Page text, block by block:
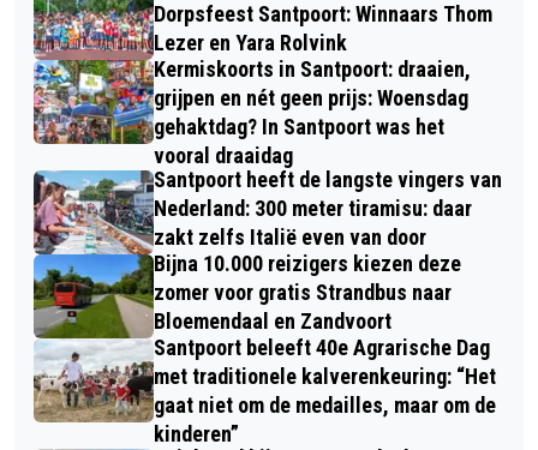
Dorpsfeest Santpoort: Winnaars Thom
Lezer en Yara Rolvink
Kermiskoorts in Santpoort: draaien,
grijpen en nét geen prijs: Woensdag
gehaktdag? In Santpoort was het
vooral draaidag
Santpoort heeft de langste vingers van
Nederland: 300 meter tiramisu: daar
zakt zelfs Italië even van door
Bijna 10.000 reizigers kiezen deze
zomer voor gratis Strandbus naar
Bloemendaal en Zandvoort
Santpoort beleeft 40e Agrarische Dag
met traditionele kalverenkeuring: “Het
gaat niet om de medailles, maar om de
kinderen”